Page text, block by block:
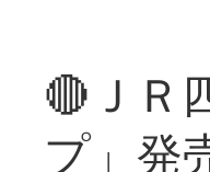
🔴ＪＲ
プ」発